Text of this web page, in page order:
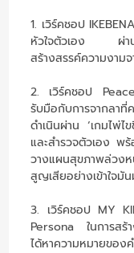
1. เวิร์คชอป
หัวใจตัวเอง ผ่านค
สร้างสรรค์ความงาม
2. เวิร์คชอป
รับมือกับการจากลา
ดำเนินผ่าน ‘เกมไพ่
และสำรวจตัวเอง พ
วางแผนสุขภาพล่วง
สูญเสียอย่างเข้าใจมั
3. เวิร์คชอป MY
Persona ในการสร้
ได้หาความหมายของ